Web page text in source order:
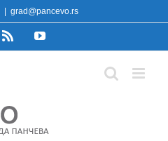
grad@pancevo.rs
Rss YouTube